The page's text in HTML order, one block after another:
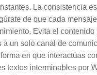
La consistencia
de que cada
Evita el
a un solo canal de
en que interactúas
textos interminables por